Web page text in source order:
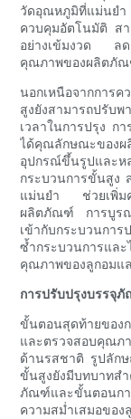
วัดอุณหภูมิที่แม่นย
ควบคุมอัตโนมัติ สา
อย่างเข้มงวด ล
คุณภาพของผลิตภัณ
นอกเหนือจากการ
สูงยังสามารถปรับ
เวลาในการปรุง ก
ได้คุณลักษณะของผ
อุปกรณ์ขึ้นรูปและห
กระบวนการขั้นสูง
แม่นยำ ช่วยเพิ่มค
ผลิตภัณฑ์ การบูรณ
เข้ากับกระบวนกา
ซ้ำกระบวนการแ
คุณภาพของลูกอมแ
การปรับปรุงบรรจุ
ขั้นตอนสุดท้ายของ
และตรวจสอบคุณภ
ด้านรสชาติ รูปลัก
ขั้นสูงยังมีบทบาทส
ภัณฑ์และขั้นตอนก
ความสม่ำเสมอของ